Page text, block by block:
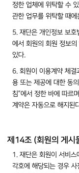
정한 업체에 위탁할 수
관한 업무를 위탁할 때에
5. 재단은 개인정보 보
에서 회원의 회원 정보
있다.
6. 회원이 이용계약 체결
용 또는 제공에 대한 동
침”에서 정한 바에 따르
계약은 자동으로 해지된
제14조 (회원의 게시
1. 재단은 회원이 서비
각호에 해당되는 경우